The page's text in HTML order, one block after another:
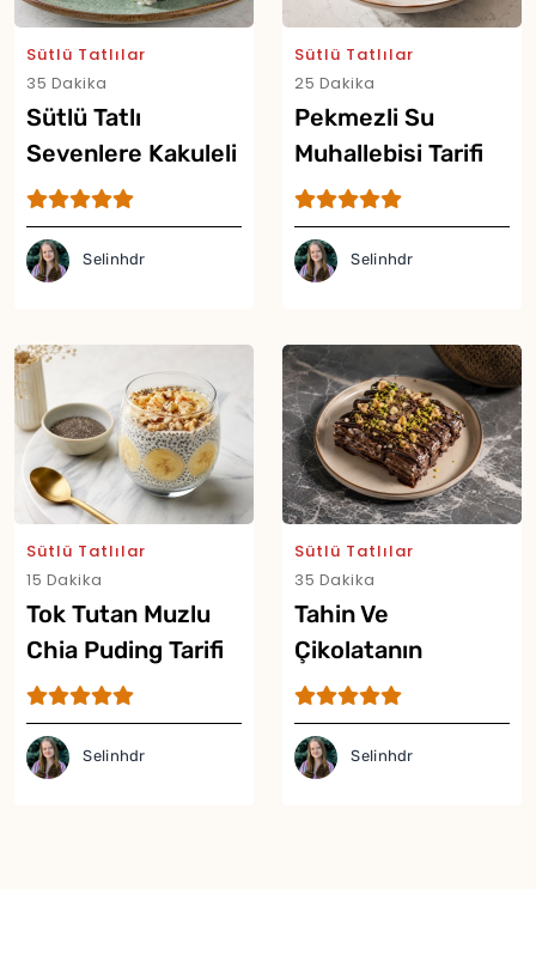
Sütlü Tatlılar
35 Dakika
Sütlü Tatlı
Sevenlere Kakuleli
Reyhanlı Güllaç
Tarifi
Selinhdr
Sütlü Tatlılar
25 Dakika
Pekmezli Su
Muhallebisi Tarifi
Selinhdr
Sütlü Tatlılar
15 Dakika
Tok Tutan Muzlu
Chia Puding Tarifi
Selinhdr
Sütlü Tatlılar
35 Dakika
Tahin Ve
Çikolatanın
Buluştuğu Güllaç
Tarifi
Selinhdr